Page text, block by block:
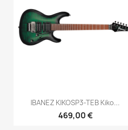
Brzi pregled
IBANEZ KIKOSP3-TEB Kiko...
469,00 €